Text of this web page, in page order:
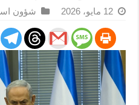
12 مايو، 2026 شؤون